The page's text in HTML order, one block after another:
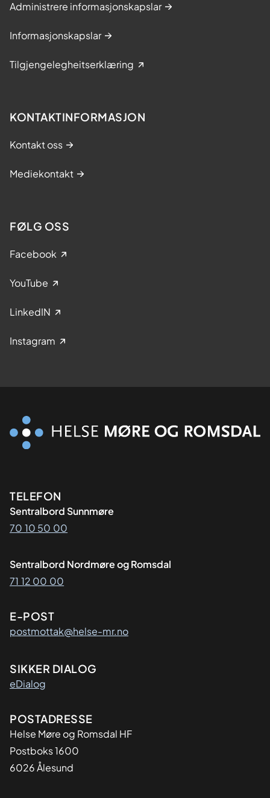
Administrere informasjonskapslar
Informasjonskapslar
Tilgjengelegheitserklæring
KONTAKTINFORMASJON
Kontakt oss
Mediekontakt
FØLG OSS
Facebook
YouTube
LinkedIN
Instagram
Kontaktinformasjon
TELEFON
Sentralbord Sunnmøre
70 10 50 00
Sentralbord Nordmøre og Romsdal
71 12 00 00
E-POST
postmottak@helse-mr.no
SIKKER DIALOG
eDialog
Adresse
POSTADRESSE
Helse Møre og Romsdal HF
Postboks 1600
6026 Ålesund